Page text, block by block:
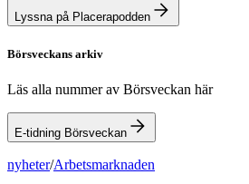
Lyssna på Placerapodden
Börsveckans arkiv
Läs alla nummer av Börsveckan här
E-tidning Börsveckan
nyheter/Arbetsmarknaden